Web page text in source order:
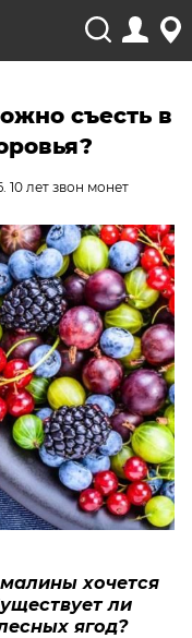
съесть в
лет звон монет
хочется
ли
ягод?